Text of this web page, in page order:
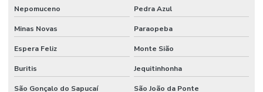
Onde Encontrar Anel Backup Nitrica
Onde Encontrar Anel Quadrado De Borracha Em Minas
Onde Encontrar Reparo Para Cilindro Hidráulico
Pistom Hidráulico
Nepomuceno Pedra Azul
Minas Novas Paraopeba
Espera Feliz Monte Sião
Buritis Jequitinhonha
São Gonçalo do Sapucaí São João da Ponte